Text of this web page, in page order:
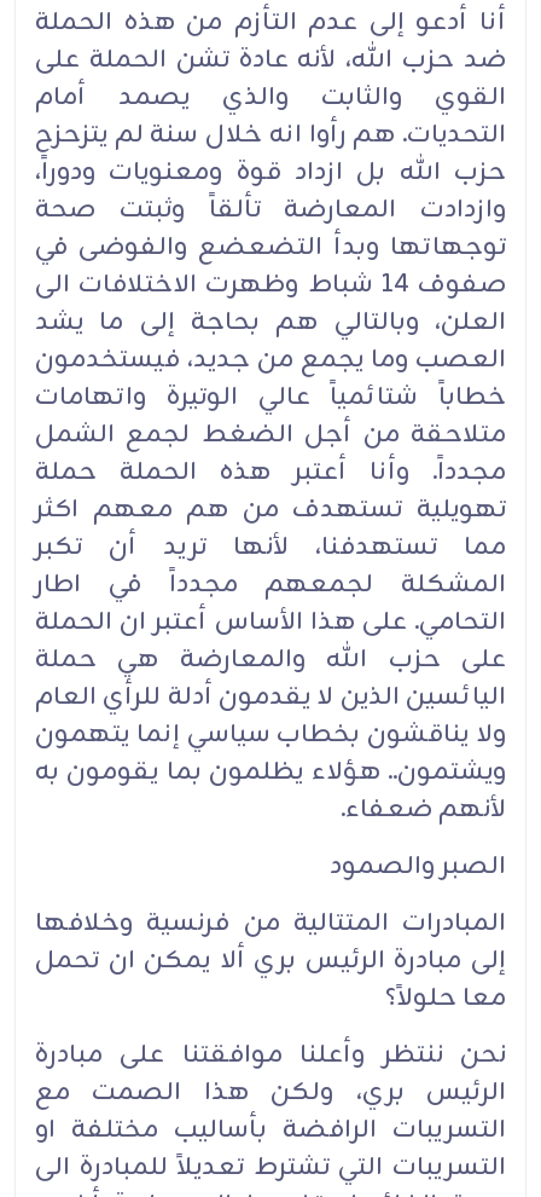
أنا أدعو إلى عدم التأزم من هذه الحملة
ضد حزب الله، لأنه عادة تشن الحملة على
القوي والثابت والذي يصمد أمام
التحديات. هم رأوا انه خلال سنة لم يتزحزح
حزب الله بل ازداد قوة ومعنويات ودوراً،
وازدادت المعارضة تألقاً وثبتت صحة
توجهاتها وبدأ التضعضع والفوضى في
صفوف 14 شباط وظهرت الاختلافات الى
العلن، وبالتالي هم بحاجة إلى ما يشد
العصب وما يجمع من جديد، فيستخدمون
خطاباً شتائمياً عالي الوتيرة واتهامات
متلاحقة من أجل الضغط لجمع الشمل
مجدداً. وأنا أعتبر هذه الحملة حملة
تهويلية تستهدف من هم معهم اكثر
مما تستهدفنا، لأنها تريد أن تكبر
المشكلة لجمعهم مجدداً في اطار
التحامي. على هذا الأساس أعتبر ان الحملة
على حزب الله والمعارضة هي حملة
اليائسين الذين لا يقدمون أدلة للرأي العام
ولا يناقشون بخطاب سياسي إنما يتهمون
ويشتمون.. هؤلاء يظلمون بما يقومون به
لأنهم ضعفاء.
الصبر والصمود
المبادرات المتتالية من فرنسية وخلافها
إلى مبادرة الرئيس بري ألا يمكن ان تحمل
معا حلولاً؟
نحن ننتظر وأعلنا موافقتنا على مبادرة
الرئيس بري، ولكن هذا الصمت مع
التسريبات الرافضة بأساليب مختلفة او
التسريبات التي تشترط تعديلاً للمبادرة الى